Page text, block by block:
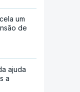
um
de
ajuda
a